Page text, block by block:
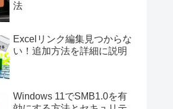
法
Excelリンク編集見つからな
い！追加方法を詳細に説明
Windows 11でSMB1.0を有